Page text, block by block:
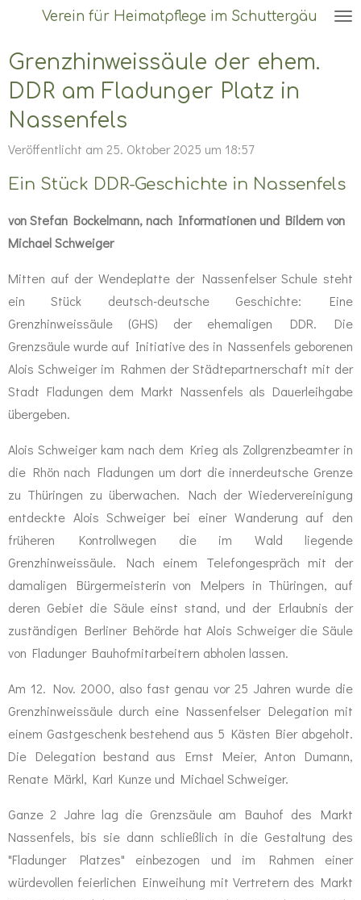
springen
Verein für Heimatpflege im Schuttergäu
Grenzhinweissäule der ehem.
DDR am Fladunger Platz in
Nassenfels
Veröffentlicht am 25. Oktober 2025 um 18:57
Ein Stück DDR-Geschichte in Nassenfels
von Stefan Bockelmann, nach Informationen und Bildern von
Michael Schweiger
Mitten auf der Wendeplatte der Nassenfelser Schule steht
ein Stück deutsch-deutsche Geschichte: Eine
Grenzhinweissäule (GHS) der ehemaligen DDR. Die
Grenzsäule wurde auf Initiative des in Nassenfels geborenen
Alois Schweiger im Rahmen der Städtepartnerschaft mit der
Stadt Fladungen dem Markt Nassenfels als Dauerleihgabe
übergeben.
Alois Schweiger kam nach dem Krieg als Zollgrenzbeamter in
die Rhön nach Fladungen um dort die innerdeutsche Grenze
zu Thüringen zu überwachen. Nach der Wiedervereinigung
entdeckte Alois Schweiger bei einer Wanderung auf den
früheren Kontrollwegen die im Wald liegende
Grenzhinweissäule. Nach einem Telefongespräch mit der
damaligen Bürgermeisterin von Melpers in Thüringen, auf
deren Gebiet die Säule einst stand, und der Erlaubnis der
zuständigen Berliner Behörde hat Alois Schweiger die Säule
von Fladunger Bauhofmitarbeitern abholen lassen.
Am 12. Nov. 2000, also fast genau vor 25 Jahren wurde die
Grenzhinweissäule durch eine Nassenfelser Delegation mit
einem Gastgeschenk bestehend aus 5 Kästen Bier abgeholt.
Die Delegation bestand aus Ernst Meier, Anton Dumann,
Renate Märkl, Karl Kunze und Michael Schweiger.
Ganze 2 Jahre lag die Grenzsäule am Bauhof des Markt
Nassenfels, bis sie dann schließlich in die Gestaltung des
"Fladunger Platzes" einbezogen und im Rahmen einer
würdevollen feierlichen Einweihung mit Vertretern des Markt